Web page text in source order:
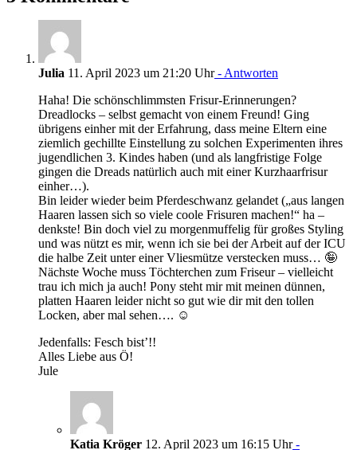
Julia 11. April 2023 um 21:20 Uhr- Antworten
Haha! Die schönschlimmsten Frisur-Erinnerungen?
Dreadlocks – selbst gemacht von einem Freund! Ging
übrigens einher mit der Erfahrung, dass meine Eltern eine
ziemlich gechillte Einstellung zu solchen Experimenten ihres
jugendlichen 3. Kindes haben (und als langfristige Folge
gingen die Dreads natürlich auch mit einer Kurzhaarfrisur
einher…).
Bin leider wieder beim Pferdeschwanz gelandet („aus langen
Haaren lassen sich so viele coole Frisuren machen!“ ha –
denkste! Bin doch viel zu morgenmuffelig für großes Styling
und was nützt es mir, wenn ich sie bei der Arbeit auf der ICU
die halbe Zeit unter einer Vliesmütze verstecken muss… 🤪
Nächste Woche muss Töchterchen zum Friseur – vielleicht
trau ich mich ja auch! Pony steht mir mit meinen dünnen,
platten Haaren leider nicht so gut wie dir mit den tollen
Locken, aber mal sehen…. ☺️
Jedenfalls: Fesch bist’!!
Alles Liebe aus Ö!
Jule
Katia Kröger 12. April 2023 um 16:15 Uhr-